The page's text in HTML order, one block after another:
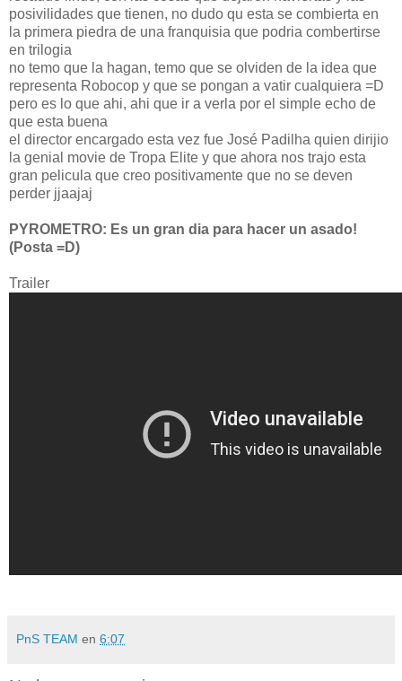
posivilidades que tienen, no dudo qu esta se combierta en
la primera piedra de una franquisia que podria combertirse
en trilogia
no temo que la hagan, temo que se olviden de la idea que
representa Robocop y que se pongan a vatir cualquiera =D
pero es lo que ahi, ahi que ir a verla por el simple echo de
que esta buena
el director encargado esta vez fue José Padilha quien dirijio
la genial movie de Tropa Elite y que ahora nos trajo esta
gran pelicula que creo positivamente que no se deven
perder jjaajaj
PYROMETRO: Es un gran dia para hacer un asado!
(Posta =D)
Trailer
PnS TEAM en 6:07